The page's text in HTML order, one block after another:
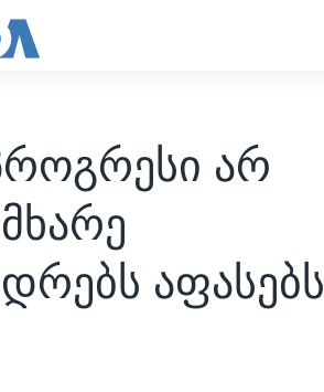
არ
აფასებს